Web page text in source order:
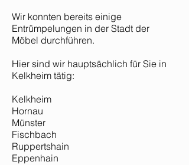
Wir konnten bereits einige
Entrümpelungen in der Stadt der
Möbel durchführen.
Hier sind wir hauptsächlich für Sie in
Kelkheim tätig:
Kelkheim
Hornau
Münster
Fischbach
Ruppertshain
Eppenhain